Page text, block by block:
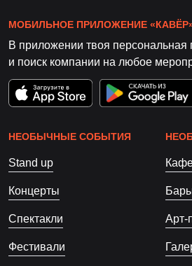
МОБИЛЬНОЕ ПРИЛОЖЕНИЕ
В приложении твоя персональная
и поиск компании на любое
НЕОБЫЧНЫЕ СОБЫТИЯ
Stand up
Концерты
Спектакли
Фестивали
Арт-